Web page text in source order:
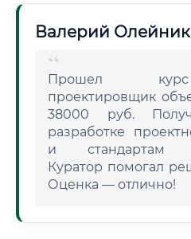
Валерий Олейник
Прошел
проектировщик
38000 руб.
разработке
и стандартам
Куратор помогал
Оценка — отлично!